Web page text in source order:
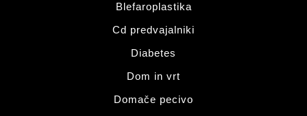
Blefaroplastika
Cd predvajalniki
Diabetes
Dom in vrt
Domače pecivo